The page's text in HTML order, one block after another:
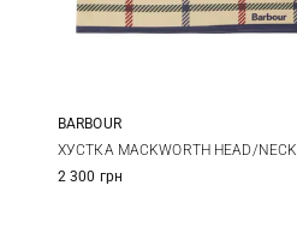
One size
BARBOUR
ХУСТКА MACKWORTH HEAD/NECK
2 300 грн